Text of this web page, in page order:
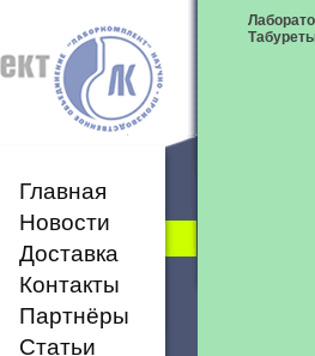
Главная
Новости
Доставка
Контакты
Партнёры
Статьи